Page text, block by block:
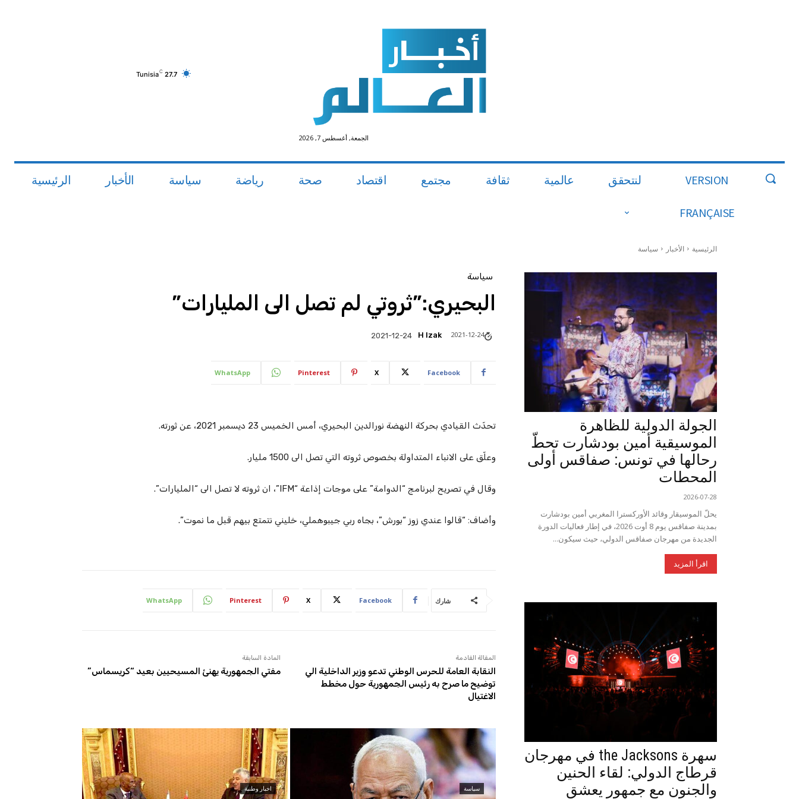
27.7
C
Tunisia
الجمعة, أغسطس 7, 2026
VERSION
FRANÇAISE
لنتحقق عالمية ثقافة مجتمع اقتصاد صحة رياضة سياسة الأخبار الرئيسية
الرئيسية الأخبار سياسة
سياسة
البحيري:”ثروتي لم تصل الى المليارات”
H Izak
2021-12-24 2021-12-24
Facebook
X
Pinterest
WhatsApp
تحدّث القيادي بحركة النهضة نورالدين البحيري، أمس الخميس 23 ديسمبر 2021، عن ثورته.
وعلّق على الانباء المتداولة بخصوص ثروته التي تصل الى 1500 مليار.
وقال في تصريح لبرنامج “الدوامة” على موجات إذاعة “IFM”، ان ثروته لا تصل الى “المليارات”.
وأضاف: “قالوا عندي زوز “بورش”، بجاه ربي جيبوهملي، خليني نتمتع بيهم قبل ما نموت”.
شارك Facebook
X
Pinterest
WhatsApp
المادة السابقة
مفتي الجمهورية يهنئ المسيحيين بعيد “كريسماس”
المقالة القادمة
النقابة العامة للحرس الوطني تدعو وزير الداخلية الي
توضيح ما صرح به رئيس الجمهورية حول مخطط
الاغتيال
اخبار وطنية سياسة
الجولة الدولية للظاهرة
الموسيقية أمين بودشارت تحطّ
رحالها في تونس: صفاقس أولى
المحطات
2026-07-28
يحلّ الموسيقار وقائد الأوركسترا المغربي أمين بودشارت
بمدينة صفاقس يوم 8 أوت 2026، في إطار فعاليات الدورة
الجديدة من مهرجان صفاقس الدولي، حيث سيكون...
اقرأ المزيد
سهرة the Jacksons في مهرجان
قرطاج الدولي: لقاء الحنين
والجنون مع جمهور يعشق